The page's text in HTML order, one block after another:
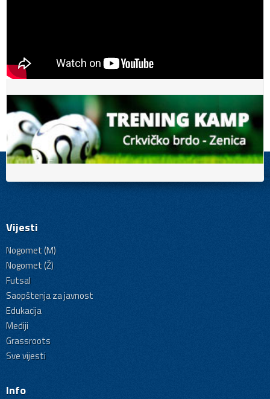
Vijesti
Nogomet (M)
Nogomet (Ž)
Futsal
Saopštenja za javnost
Edukacija
Mediji
Grassroots
Sve vijesti
Info